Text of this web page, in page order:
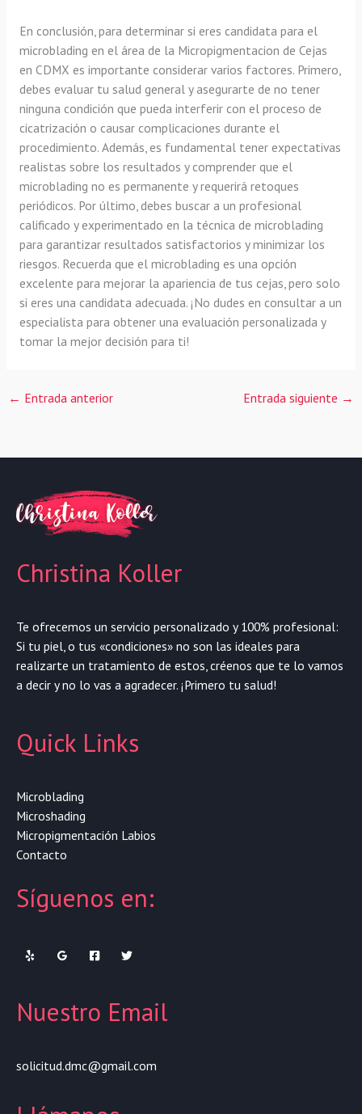
En conclusión, para determinar si eres candidata para el
microblading en el área de la Micropigmentacion de Cejas
en CDMX es importante considerar varios factores. Primero,
debes evaluar tu salud general y asegurarte de no tener
ninguna condición que pueda interferir con el proceso de
cicatrización o causar complicaciones durante el
procedimiento. Además, es fundamental tener expectativas
realistas sobre los resultados y comprender que el
microblading no es permanente y requerirá retoques
periódicos. Por último, debes buscar a un profesional
calificado y experimentado en la técnica de microblading
para garantizar resultados satisfactorios y minimizar los
riesgos. Recuerda que el microblading es una opción
excelente para mejorar la apariencia de tus cejas, pero solo
si eres una candidata adecuada. ¡No dudes en consultar a un
especialista para obtener una evaluación personalizada y
tomar la mejor decisión para ti!
← Entrada anterior Entrada siguiente →
Christina Koller
Te ofrecemos un servicio personalizado y 100% profesional:
Si tu piel, o tus «condiciones» no son las ideales para
realizarte un tratamiento de estos, créenos que te lo vamos
a decir y no lo vas a agradecer. ¡Primero tu salud!
Quick Links
Microblading
Microshading
Micropigmentación Labios
Contacto
Síguenos en:
Nuestro Email
solicitud.dmc@gmail.com